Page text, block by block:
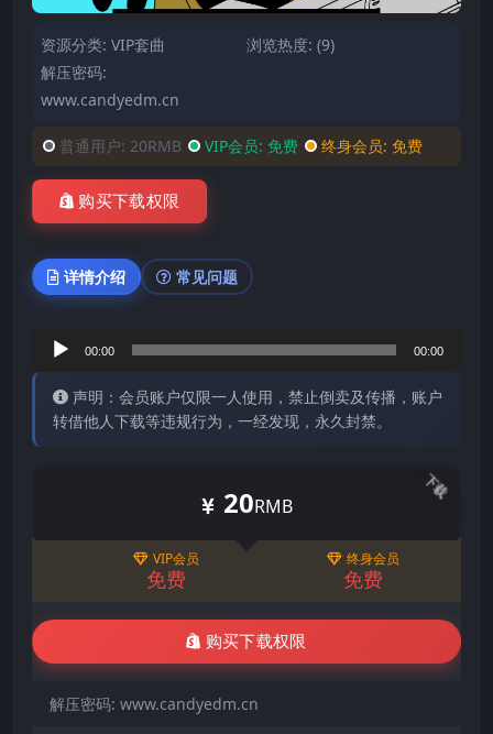
资源分类: VIP套曲
浏览热度: (9)
解压密码:
www.candyedm.cn
普通用户: 20RMB VIP会员: 免费 终身会员: 免费
购买下载权限
详情介绍 常见问题
频
放
00:00 00:00
声明：会员账户仅限一人使用，禁止倒卖及传播，账户
转借他人下载等违规行为，一经发现，永久封禁。
下载
20RMB
VIP会员
免费
终身会员
免费
购买下载权限
解压密码: www.candyedm.cn